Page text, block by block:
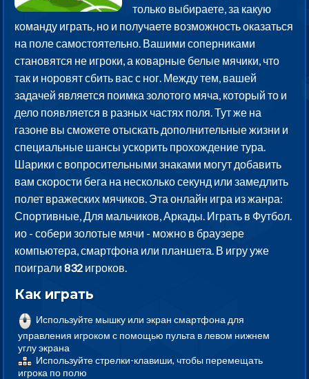
только выбираете, за какую
команду играть, но и получаете возможность оказаться
на поле самостоятельно. Вашими соперниками
становятся не игроки, а коварные белые мячики, что
так и норовят сбить вас с ног. Между тем, вашей
задачей является поимка золотого мяча, который то и
дело появляется в разных частях поля. Тут же на
газоне вы сможете отыскать дополнительные жизни и
специальные шансы ускорить прохождение тура.
Шарики с вопросительными знаками могут добавить
вам скорости бега на несколько секунд или замедлить
полет вражеских мячиков. Эта онлайн игра из жанра:
Спортивные, Для мальчиков, Аркады. Играть в Футбол.
ио - собери золотые мячи - можно в браузере
компьютера, смартфона или планшета. В игру уже
поиграли832 игроков.
Как играть
Используйте мышку или экран смартфона для
управления игроком с помощью пульта в левом нижнем
углу экрана
Используйте стрелки-клавиши, чтобы перемещать
игрока по полю